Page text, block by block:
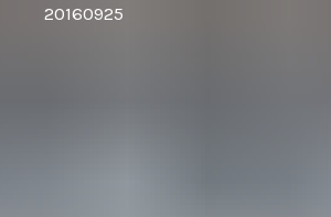
20160925